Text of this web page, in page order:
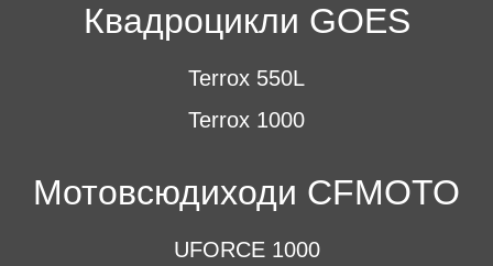
Квадроцикли GOES
Terrox 550L
Terrox 1000
Мотовсюдиходи CFMOTO
UFORCE 1000